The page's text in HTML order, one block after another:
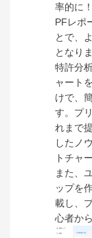
率的に！
PFレポ
とで、
となり
特許分
ャート
けで、
す。プ
れまで
したノ
トチャ
また、
ップを
載し、
心者か